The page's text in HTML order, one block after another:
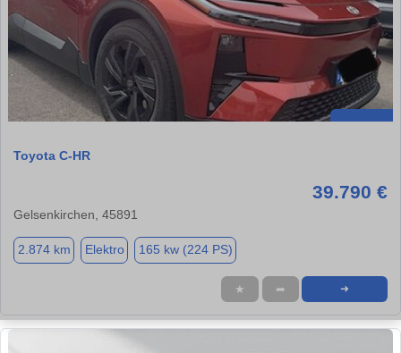
Toyota C-HR
39.790 €
Gelsenkirchen, 45891
2.874 km Elektro 165 kw (224 PS)
★ ➦ ➜